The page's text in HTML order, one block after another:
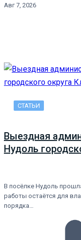
Авг 7, 2026
СТАТЬИ
Выездная
Нудоль
В посёлке Нудоль
работы остаётся для
порядка…